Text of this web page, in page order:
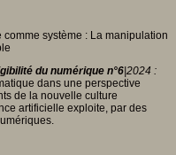
du numérique n°6 |2024 :
dans une perspective
de la nouvelle culture
artificielle exploite, par des